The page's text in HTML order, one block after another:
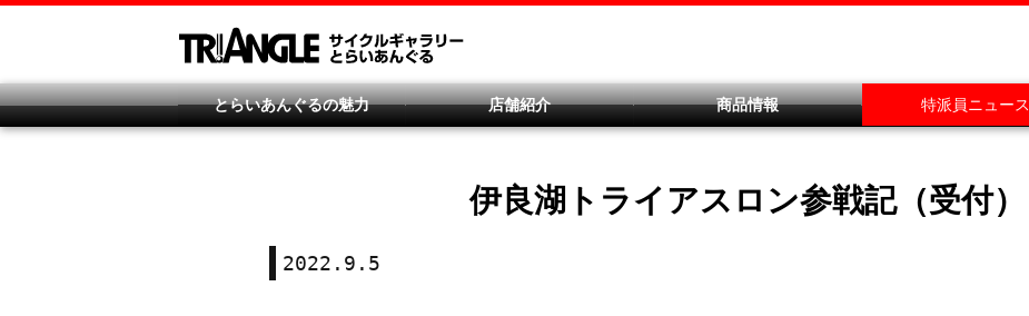
とらいあんぐるの魅力 店舗紹介 商品情報 特派員ニュース
伊良湖トライアスロン参戦記（受付）
2022.9.5